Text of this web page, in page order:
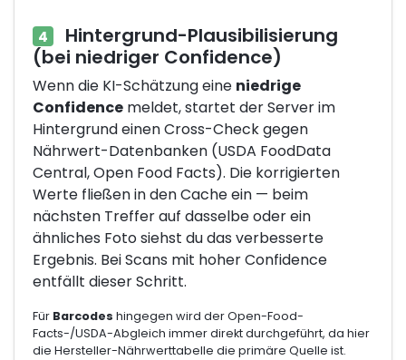
4
Hintergrund-Plausibilisierung
(bei niedriger Confidence)
Wenn die KI-Schätzung eine niedrige
Confidence meldet, startet der Server im
Hintergrund einen Cross-Check gegen
Nährwert-Datenbanken (USDA FoodData
Central, Open Food Facts). Die korrigierten
Werte fließen in den Cache ein — beim
nächsten Treffer auf dasselbe oder ein
ähnliches Foto siehst du das verbesserte
Ergebnis. Bei Scans mit hoher Confidence
entfällt dieser Schritt.
Für Barcodes hingegen wird der Open-Food-
Facts-/USDA-Abgleich immer direkt durchgeführt, da hier
die Hersteller-Nährwerttabelle die primäre Quelle ist.